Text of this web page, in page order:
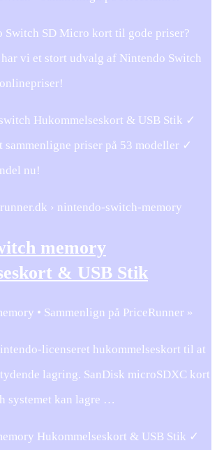
Switch SD Micro kort til gode priser?
vi et stort udvalg af Nintendo Switch
Hukommelseskort & USB Stik ✓
sammenligne priser på 53 modeller ✓
nu!
› nintendo-switch-memory
memory
& USB Stik
• Sammenlign på PriceRunner »
licenseret hukommelseskort til at
lagring. SanDisk microSDXC kort
systemet kan lagre …
Hukommelseskort & USB Stik ✓